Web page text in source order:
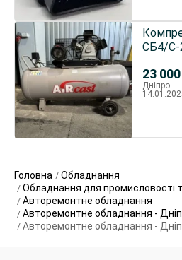
23 000
СБ4/С-
Дніпро
Головна
Обладнання
Обладнання для промисловості
Авторемонтне обладнання
Авторемонтне обладнання -
Авторемонтне обладнання -